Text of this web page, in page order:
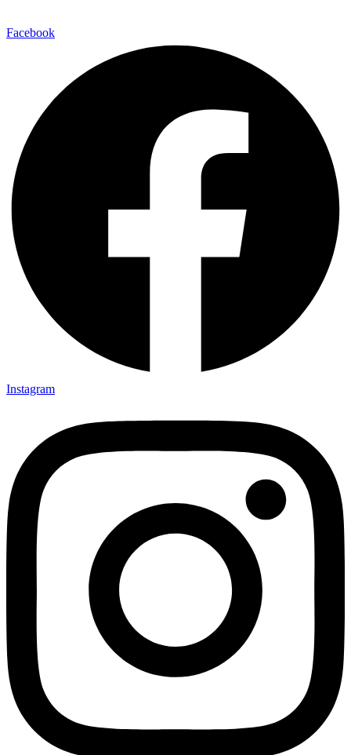
Facebook
Instagram